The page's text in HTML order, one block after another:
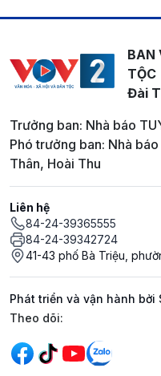
BAN
TỘC
Đài
Trưởng ban: Nhà báo
Phó trưởng ban: Nhà
Thân, Hoài Thu
Liên hệ
84-24-39365555
84-24-39342724
41-43 phố Bà Triệu,
Phát triển và vận hành bởi
Mạng xã hội
Theo dõi: